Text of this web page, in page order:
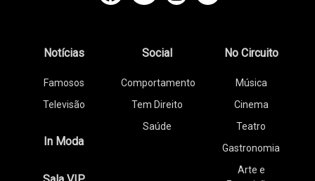
Notícias
Famosos
Televisão
In Moda
Social
Comportamento
Tem Direito
Saúde
No Circuito
Música
Cinema
Teatro
Gastronomia
Arte e